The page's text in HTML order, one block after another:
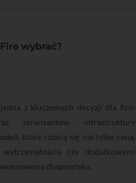
wybrać?
z kluczowych decyzji dla firm
serwisantów infrastruktury
które różnią się nie tylko ceną,
czy dodatkowymi
diagnostyka.